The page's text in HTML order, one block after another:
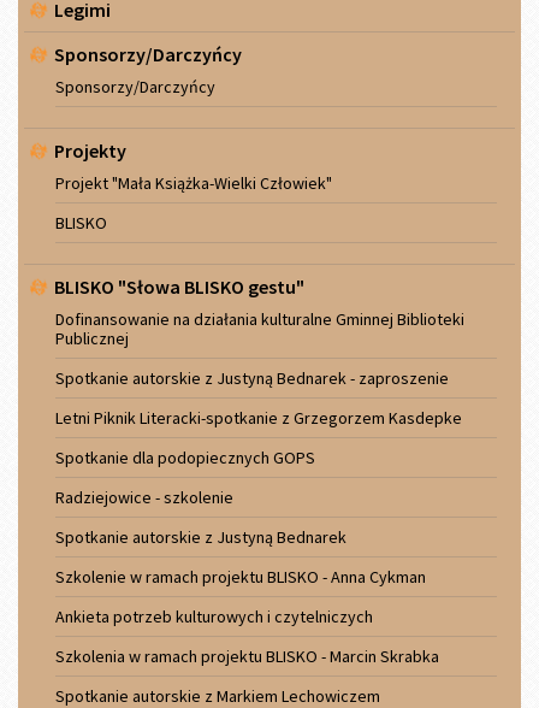
Legimi
Sponsorzy/Darczyńcy
Sponsorzy/Darczyńcy
Projekty
Projekt "Mała Książka-Wielki Człowiek"
BLISKO
BLISKO "Słowa BLISKO gestu"
Dofinansowanie na działania kulturalne Gminnej Biblioteki
Publicznej
Spotkanie autorskie z Justyną Bednarek - zaproszenie
Letni Piknik Literacki-spotkanie z Grzegorzem Kasdepke
Spotkanie dla podopiecznych GOPS
Radziejowice - szkolenie
Spotkanie autorskie z Justyną Bednarek
Szkolenie w ramach projektu BLISKO - Anna Cykman
Ankieta potrzeb kulturowych i czytelniczych
Szkolenia w ramach projektu BLISKO - Marcin Skrabka
Spotkanie autorskie z Markiem Lechowiczem